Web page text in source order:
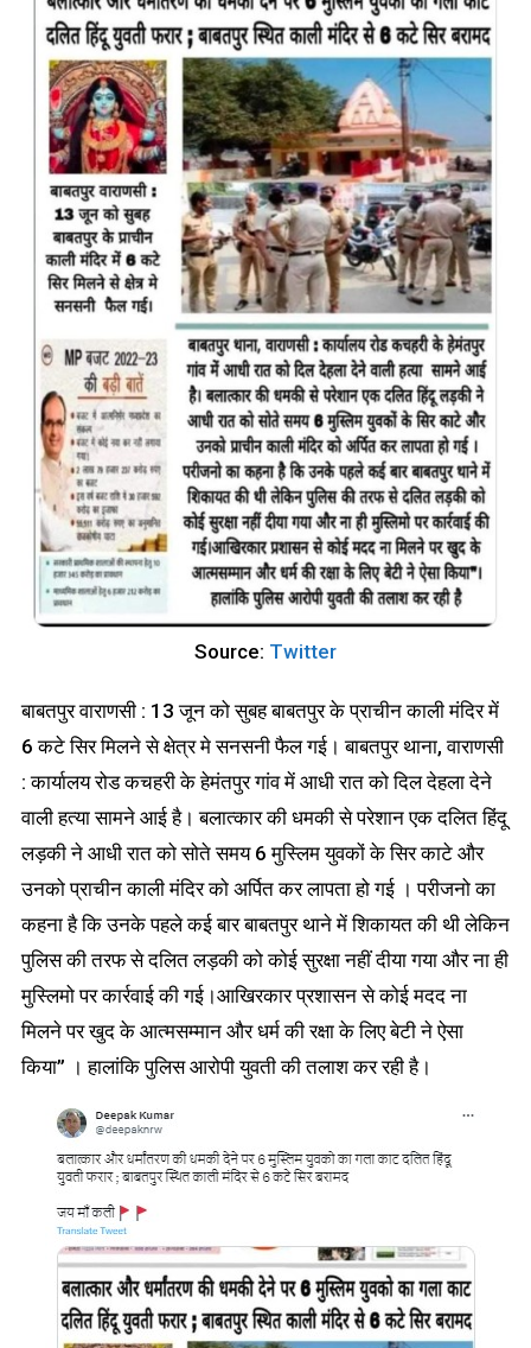
Source: Twitter
बाबतपुर वाराणसी : 13 जून को सुबह बाबतपुर के प्राचीन काली मंदिर में
6 कटे सिर मिलने से क्षेत्र मे सनसनी फैल गई। बाबतपुर थाना, वाराणसी
: कार्यालय रोड कचहरी के हेमंतपुर गांव में आधी रात को दिल देहला देने
वाली हत्या सामने आई है। बलात्कार की धमकी से परेशान एक दलित हिंदू
लड़की ने आधी रात को सोते समय 6 मुस्लिम युवकों के सिर काटे और
उनको प्राचीन काली मंदिर को अर्पित कर लापता हो गई । परीजनो का
कहना है कि उनके पहले कई बार बाबतपुर थाने में शिकायत की थी लेकिन
पुलिस की तरफ से दलित लड़की को कोई सुरक्षा नहीं दीया गया और ना ही
मुस्लिमो पर कार्रवाई की गई।आखिरकार प्रशासन से कोई मदद ना
मिलने पर खुद के आत्मसम्मान और धर्म की रक्षा के लिए बेटी ने ऐसा
किया” । हालांकि पुलिस आरोपी युवती की तलाश कर रही है।